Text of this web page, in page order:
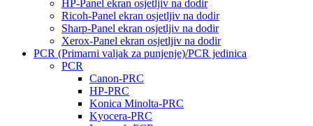
HP-Panel ekran osjetljiv na dodir
Ricoh-Panel ekran osjetljiv na dodir
Sharp-Panel ekran osjetljiv na dodir
Xerox-Panel ekran osjetljiv na dodir
PCR (Primarni valjak za punjenje)/PCR jedinica
PCR
Canon-PRC
HP-PRC
Konica Minolta-PRC
Kyocera-PRC